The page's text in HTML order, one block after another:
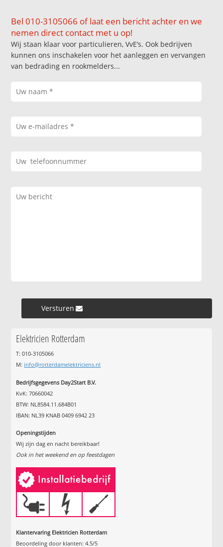
Bel 010-3105066 of laat een bericht achter en we
nemen direct contact met u op!
Wij staan klaar voor particulieren, VvE’s. Ook bedrijven
kunnen ons inschakelen voor het aanleggen en vervangen
van bedrading en rookmelders...
Versturen »
Elektricien Rotterdam
T: 010-3105066
M: info@rotterdamelektriciens.nl
Bedrijfsgegevens Day2Start B.V.
KvK: 70660042
BTW: NL8584.11.684B01
IBAN: NL39 KNAB 0409 6942 23
Openingstijden
Wij zijn dag en nacht bereikbaar!
Ook in het weekend en op feestdagen
Klantervaring Elektricien Rotterdam
Beoordeling door klanten:4.5/5